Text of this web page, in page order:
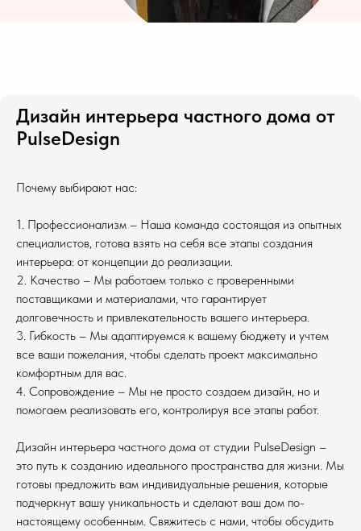
Дизайн интерьера частного дома от
PulseDesign
Почему выбирают нас:
1. Профессионализм – Наша команда состоящая из опытных
специалистов, готова взять на себя все этапы создания
интерьера: от концепции до реализации.
2. Качество – Мы работаем только с проверенными
поставщиками и материалами, что гарантирует
долговечность и привлекательность вашего интерьера.
3. Гибкость – Мы адаптируемся к вашему бюджету и учтем
все ваши пожелания, чтобы сделать проект максимально
комфортным для вас.
4. Сопровождение – Мы не просто создаем дизайн, но и
помогаем реализовать его, контролируя все этапы работ.
Дизайн интерьера частного дома от студии PulseDesign –
это путь к созданию идеального пространства для жизни. Мы
готовы предложить вам индивидуальные решения, которые
подчеркнут вашу уникальность и сделают ваш дом по-
настоящему особенным. Свяжитесь с нами, чтобы обсудить